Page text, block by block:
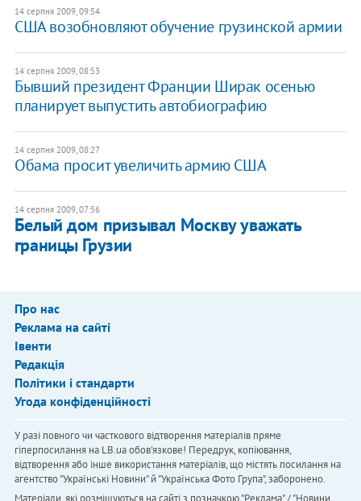
14 серпня 2009, 09:54
США возобновляют обучение грузинской армии
14 серпня 2009, 08:53
Бывший президент Франции Ширак осенью
планирует выпустить автобиографию
14 серпня 2009, 08:27
Обама просит увеличить армию США
14 серпня 2009, 07:56
Белый дом призывал Москву уважать
границы Грузии
Про нас
Реклама на сайті
Івенти
Редакція
Політики і стандарти
Угода конфіденційності
У разі повного чи часткового відтворення матеріалів пряме
гіперпосилання на LB.ua обов'язкове! Передрук, копіювання,
відтворення або інше використання матеріалів, що містять посилання на
агентство "Українськi Новини" й "Українська Фото Група", заборонено.
Матеріали, які розміщуються на сайті з позначкою "Реклама" / "Новини